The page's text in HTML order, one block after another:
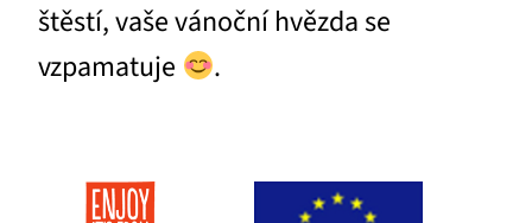
štěstí, vaše vánoční hvězda se
vzpamatuje
.